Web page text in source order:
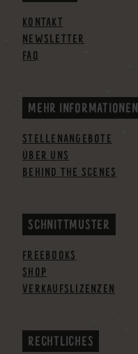
KONTAKT
NEWSLETTER
FAQ
MEHR INFORMATIONEN
STELLENANGEBOTE
ÜBER UNS
BEHIND THE SCENES
SCHNITTMUSTER
FREEBOOKS
SHOP
VERKAUFSLIZENZEN
RECHTLICHES